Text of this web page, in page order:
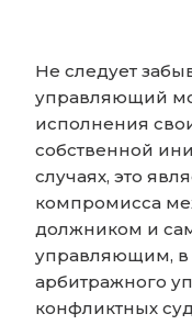
Не следует
управляющий
исполнения
собственной
случаях, это
компромисса
должником и
управляющим, в
арбитражного
конфликтных